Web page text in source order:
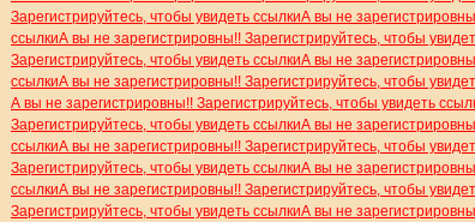
Зарегистрируйтесь, чтобы увидеть ссылкиА вы не
ссылкиА вы не зарегистрировны!! Зарегистрируйтесь, чтобы
Зарегистрируйтесь, чтобы увидеть ссылкиА вы не
ссылкиА вы не зарегистрировны!! Зарегистрируйтесь, чтобы
А вы не зарегистрировны!! Зарегистрируйтесь, чтобы увидеть
Зарегистрируйтесь, чтобы увидеть ссылкиА вы не
ссылкиА вы не зарегистрировны!! Зарегистрируйтесь, чтобы
Зарегистрируйтесь, чтобы увидеть ссылкиА вы не
ссылкиА вы не зарегистрировны!! Зарегистрируйтесь, чтобы
Зарегистрируйтесь, чтобы увидеть ссылкиА вы не